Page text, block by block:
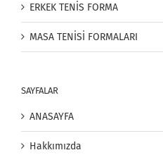
ERKEK TENİS FORMA
MASA TENİSİ FORMALARI
SAYFALAR
ANASAYFA
Hakkımızda